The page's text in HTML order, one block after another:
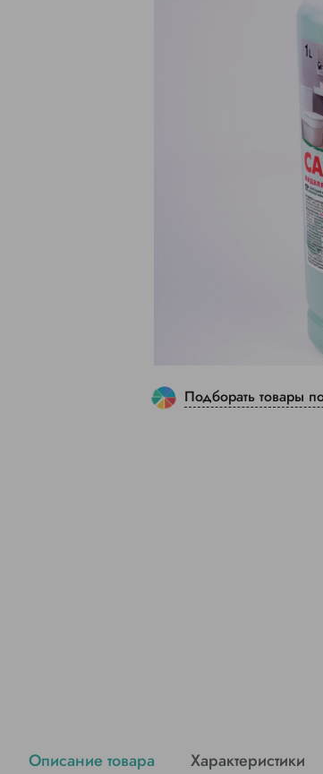
Подборать товары
Описание товара Характеристики